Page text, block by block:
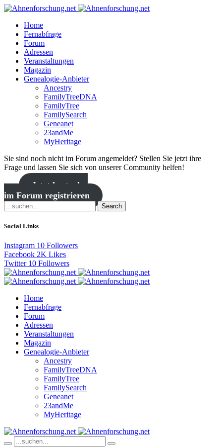
Home
Fernabfrage
Forum
Adressen
Veranstaltungen
Magazin
Genealogie-Anbieter
Ancestry
FamilyTreeDNA
FamilyTree
FamilySearch
Geneanet
23andMe
MyHeritage
Sie sind noch nicht im Forum angemeldet? Stellen Sie jetzt ihre
Frage und lassen Sie sich von unserer Community helfen!
Jetzt kostenlos
im Forum registrieren
Search
Social Links
Instagram 10 Followers
Facebook 2K Likes
Twitter 10 Followers
Home
Fernabfrage
Forum
Adressen
Veranstaltungen
Magazin
Genealogie-Anbieter
Ancestry
FamilyTreeDNA
FamilyTree
FamilySearch
Geneanet
23andMe
MyHeritage